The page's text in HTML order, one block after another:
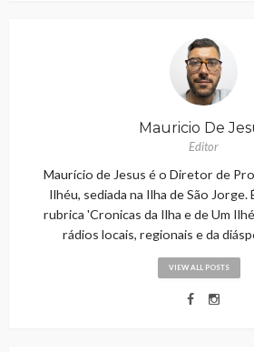
Mauricio De
Editor
Maurício de Jesus é o Diretor de
Ilhéu, sediada na Ilha de São Jorge.
rubrica 'Cronicas da Ilha e de Um
rádios locais, regionais e da
VIEW ALL POSTS